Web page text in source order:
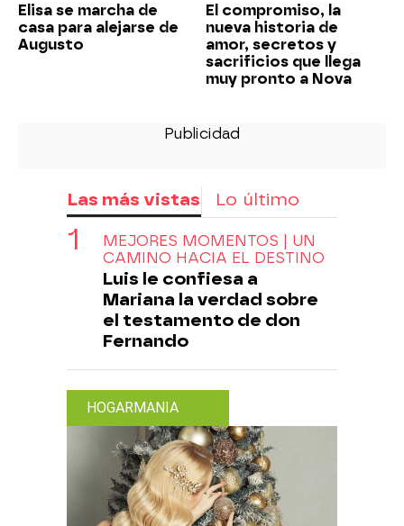
Elisa se marcha de
casa para alejarse de
Augusto
El compromiso, la
nueva historia de
amor, secretos y
sacrificios que llega
muy pronto a Nova
Las más vistas Lo último
MEJORES MOMENTOS | UN
CAMINO HACIA EL DESTINO
Luis le confiesa a
Mariana la verdad sobre
el testamento de don
Fernando
HOGARMANIA